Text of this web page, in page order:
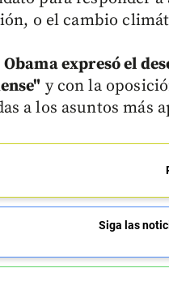
o el cambio
Obama expresó el
y con la
a los asuntos más
Siga las